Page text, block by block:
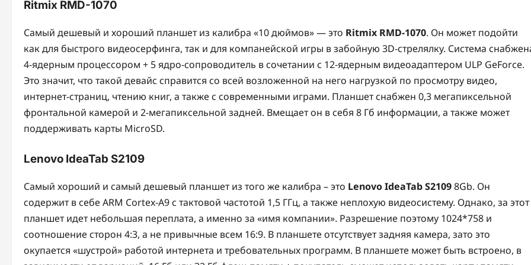
Ritmix RMD-1070
Cамый дешевый и хороший планшет из калибра «10 дюймов» — это Ritmix RMD-1070. Он может подойти
как для быстрого видеосерфинга, так и для компанейской игры в забойную 3D-стрелялку. Система
4-ядерным процессором + 5 ядро-сопроводитель в сочетании с 12-ядерным видеоадаптером ULP GeForce.
Это значит, что такой девайс справится со всей возложенной на него нагрузкой по просмотру видео,
интернет-страниц, чтению книг, а также с современными играми. Планшет снабжен 0,3 мегапиксельной
фронтальной камерой и 2-мегапиксельной задней. Вмещает он в себя 8 Гб информации, а также может
поддерживать карты MicroSD.
Lenovo IdeaTab S2109
Cамый хороший и самый дешевый планшет из того же калибра – это Lenovo IdeaTab S21098Gb. Он
содержит в себе ARM Cortex-A9 с тактовой частотой 1,5 ГГц, а также неплохую видеосистему. Однако, за этот
планшет идет небольшая переплата, а именно за «имя компании». Разрешение поэтому 1024*758 и
соотношение сторон 4:3, а не привычные всем 16:9. В планшете отсутствует задняя камера, зато это
окупается «шустрой» работой интернета и требовательных программ. В планшете может быть встроено, в